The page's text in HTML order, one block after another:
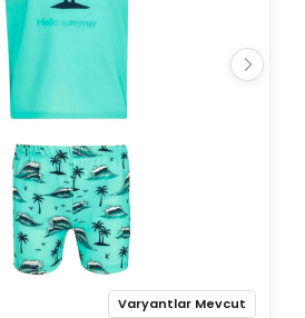
Varyantlar Mevcut